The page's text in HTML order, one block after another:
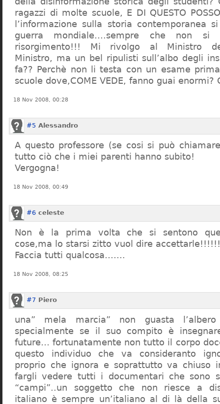
ragazzi di molte scuole, E DI QUESTO POSSO
l’informazione sulla storia contemporanea
guerra mondiale….sempre che non
risorgimento!!! Mi rivolgo al Ministro
Ministro, ma un bel ripulisti sull’albo degli
fa?? Perchè non li testa con un esame
scuole dove,COME VEDE, fanno guai enormi?
18 Nov 2008, 00:28
#5 Alessandro
A questo professore (se cosi si può
tutto ciò che i miei parenti hanno subito!
Vergogna!
18 Nov 2008, 00:49
#6 celeste
Non è la prima volta che si sentono
cose,ma lo starsi zitto vuol dire accettarle!!!!!!
Faccia tutti qualcosa…….
18 Nov 2008, 08:25
#7 Piero
una” mela marcia” non guasta
specialmente se il suo compito è
future… fortunatamente non tutto il corpo
questo individuo che va consideranto
proprio che ignora e soprattutto va chiuso
fargli vedere tutti i documentari che sono
“campi”..un soggetto che non riesce a
italiano è sempre un’italiano al di là della